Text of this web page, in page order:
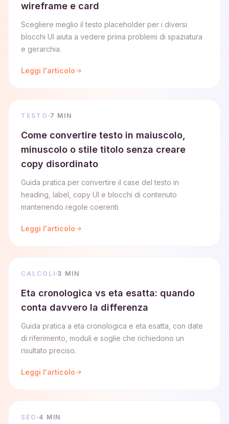
wireframe e card
Scegliere meglio il testo placeholder per i diversi
blocchi UI aiuta a vedere prima problemi di spaziatura
e gerarchia.
Leggi l'articolo
TESTO 7 MIN
Come convertire testo in maiuscolo,
minuscolo o stile titolo senza creare
copy disordinato
Guida pratica per convertire il case del testo in
heading, label, copy UI e blocchi di contenuto
mantenendo regole coerenti.
Leggi l'articolo
CALCOLI 3 MIN
Eta cronologica vs eta esatta: quando
conta davvero la differenza
Guida pratica a eta cronologica e eta esatta, con date
di riferimento, moduli e soglie che richiedono un
risultato preciso.
Leggi l'articolo
SEO 4 MIN